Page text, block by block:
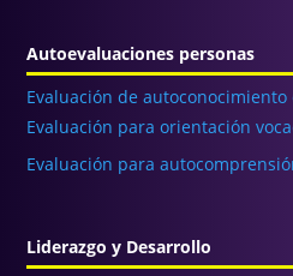
Autoevaluaciones personas
Evaluación de
Evaluación para orientación
Evaluación para
Liderazgo y Desarrollo